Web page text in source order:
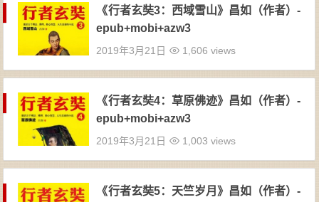
《行者玄奘3：西域雪山》昌如（作者）-
epub+mobi+azw3
2019年3月21日 1,606 views
《行者玄奘4：草原佛迹》昌如（作者）-
epub+mobi+azw3
2019年3月21日 1,003 views
《行者玄奘5：天竺岁月》昌如（作者）-